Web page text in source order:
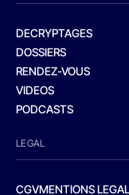
DECRYPTAGES
DOSSIERS
RENDEZ-VOUS
VIDEOS
PODCASTS
LEGAL
CGVMENTIONS